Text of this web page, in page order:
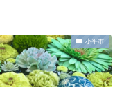
小平市